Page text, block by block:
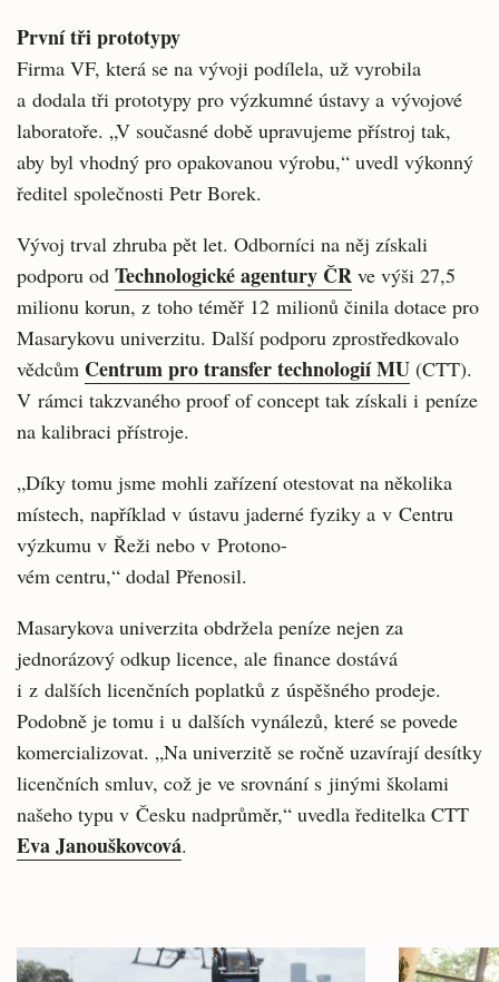
První tři prototypy
Firma VF, která se na vývoji podílela, už vyrobila
a dodala tři prototypy pro výzkumné ústavy a vývojové
laboratoře. „V současné době upravujeme přístroj tak,
aby byl vhodný pro opakovanou výrobu,“ uvedl výkonný
ředitel společnosti Petr Borek.
Vývoj trval zhruba pět let. Odborníci na něj získali
podporu od Technologické agentury ČR ve výši 27,5
milionu korun, z toho téměř 12 milionů činila dotace pro
Masarykovu univerzitu. Další podporu zprostředkovalo
vědcům Centrum pro transfer technologií MU (CTT).
V rámci takzvaného proof of concept tak získali i peníze
na kalibraci přístroje.
„Díky tomu jsme mohli zařízení otestovat na několika
místech, například v ústavu jaderné fyziky a v Centru
výzkumu v Řeži nebo v Protono-
vém centru,“ dodal Přenosil.
Masarykova univerzita obdržela peníze nejen za
jednorázový odkup licence, ale finance dostává
i z dalších licenčních poplatků z úspěšného prodeje.
Podobně je tomu i u dalších vynálezů, které se povede
komercializovat. „Na univerzitě se ročně uzavírají desítky
licenčních smluv, což je ve srovnání s jinými školami
našeho typu v Česku nadprůměr,“ uvedla ředitelka CTT
Eva Janouškovcová.
Související